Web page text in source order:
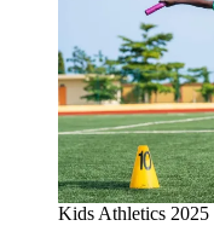
Kids Athletics 2025